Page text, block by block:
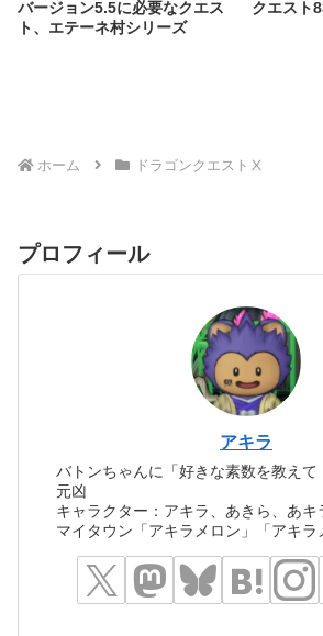
バージョン5.5に必要なクエス
ト、エテーネ村シリーズ
クエスト
ホーム ドラゴンクエストⅩ
プロフィール
アキラ
バトンちゃんに「好きな素数を教えて
元凶
キャラクター：アキラ、あきら、あキ
マイタウン「アキラメロン」「アキラ